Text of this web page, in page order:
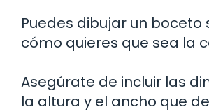
Puedes dibujar un boceto
cómo quieres que sea la
Asegúrate de incluir las
la altura y el ancho que